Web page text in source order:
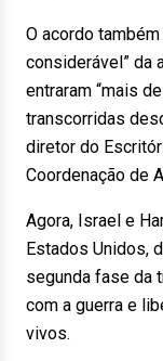
O acordo
considerável” da
entraram “mais
transcorridas
diretor do
Coordenação de
Agora, Israel e
Estados Unidos,
segunda fase da
com a guerra e
vivos.